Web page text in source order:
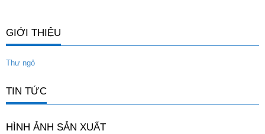
GIỚI THIỆU
Thư ngỏ
TIN TỨC
HÌNH ẢNH SẢN XUẤT